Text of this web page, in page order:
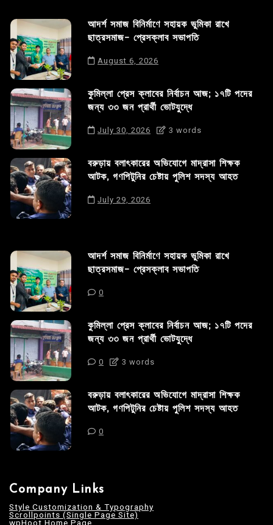
আদর্শ সমাজ বিনির্মাণে সহায়ক ভুমিকা রাখে
ছাত্রসমাজ- প্রেসক্লাব সভাপতি
August 6, 2026
কুমিল্লা প্রেস ক্লাবের নির্বাচন আজ; ১৭টি পদের
জন্য ৩৩ জন প্রার্থী ভোটযুদ্ধে
July 30, 2026 3 words
বরুড়ায় বলাৎকারের অভিযোগে মাদ্রাসা শিক্ষক
আটক, গণপিটুনির চেষ্টায় পুলিশ সদস্য আহত
July 29, 2026
আদর্শ সমাজ বিনির্মাণে সহায়ক ভুমিকা রাখে
ছাত্রসমাজ- প্রেসক্লাব সভাপতি
0
কুমিল্লা প্রেস ক্লাবের নির্বাচন আজ; ১৭টি পদের
জন্য ৩৩ জন প্রার্থী ভোটযুদ্ধে
0 3 words
বরুড়ায় বলাৎকারের অভিযোগে মাদ্রাসা শিক্ষক
আটক, গণপিটুনির চেষ্টায় পুলিশ সদস্য আহত
0
Company Links
Style Customization & Typography
Scrollpoints (Single Page Site)
wpHoot Home Page